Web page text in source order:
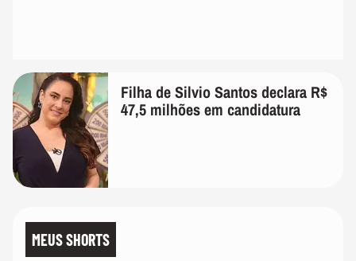
Filha de Silvio Santos declara R$
47,5 milhões em candidatura
MEUS SHORTS